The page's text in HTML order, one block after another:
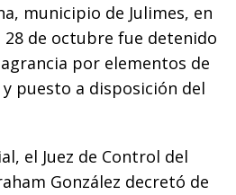
municipio de Julimes, en
28 de octubre fue detenido
por elementos de
puesto a disposición del
el Juez de Control del
González decretó de